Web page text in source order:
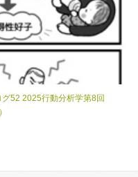
グ52 2025行動分析学第8回